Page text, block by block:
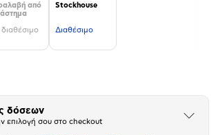
από
Stockhouse
Διαθέσιμο
δόσεων
επιλογή σου στο checkout
Άνοιξε